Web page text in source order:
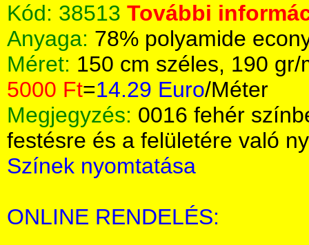
Kód: 38513 További
Anyaga: 78% polyamide
Méret: 150 cm széles, 190 gr/
5000 Ft=14.29 Euro/Méter
Megjegyzés: 0016 fehér
festésre és a felületére való
Színek nyomtatása
ONLINE RENDELÉS: